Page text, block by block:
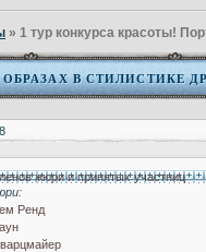
»1 тур конкурса красоты!
В СТИЛИСТИКЕ
жюри и принятых участниц
Ренд